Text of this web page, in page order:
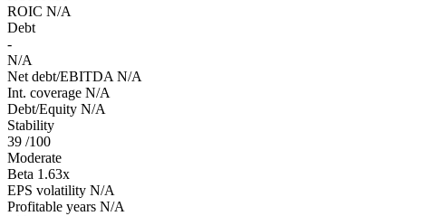
ROIC N/A
Debt
-
N/A
Net debt/EBITDA N/A
Int. coverage N/A
Debt/Equity N/A
Stability
39 /100
Moderate
Beta 1.63x
EPS volatility N/A
Profitable years N/A